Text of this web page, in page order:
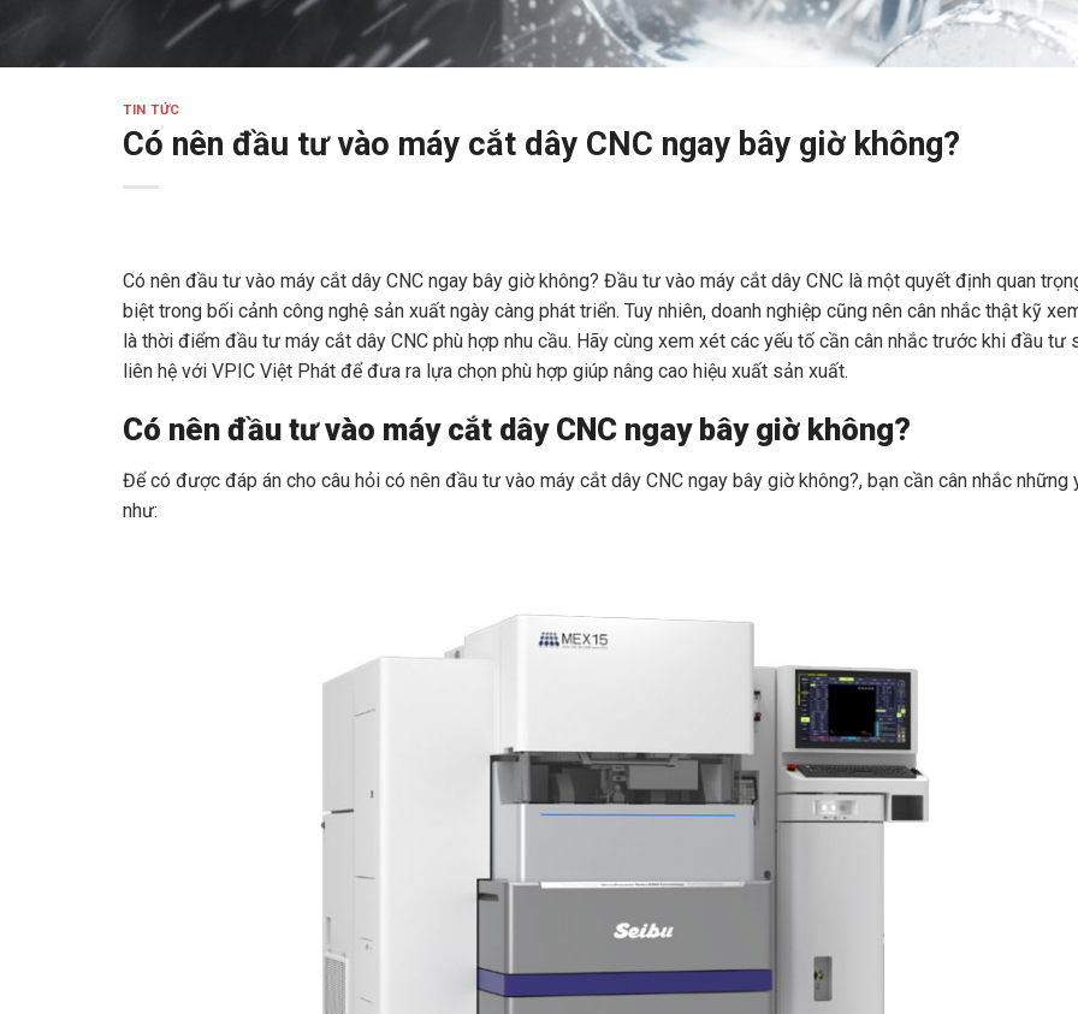
TIN TỨC
Có nên đầu tư vào máy cắt dây CNC ngay bây giờ không?
Có nên đầu tư vào máy cắt dây CNC ngay bây giờ không? Đầu tư vào máy cắt dây CNC là một quyết định quan
biệt trong bối cảnh công nghệ sản xuất ngày càng phát triển. Tuy nhiên, doanh nghiệp cũng nên cân nhắc thật kỹ
là thời điểm đầu tư máy cắt dây CNC phù hợp nhu cầu. Hãy cùng xem xét các yếu tố cần cân nhắc trước khi đầu tư
liên hệ với VPIC Việt Phát để đưa ra lựa chọn phù hợp giúp nâng cao hiệu xuất sản xuất.
Có nên đầu tư vào máy cắt dây CNC ngay bây giờ không?
Để có được đáp án cho câu hỏi có nên đầu tư vào máy cắt dây CNC ngay bây giờ không?, bạn cần cân nhắc những
như: